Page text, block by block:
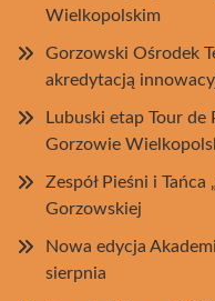
Wielkopolskim
Gorzowski Ośrodek
akredytacją
Lubuski etap Tour
Gorzowie
Zespół Pieśni i
Gorzowskiej
Nowa edycja
sierpnia